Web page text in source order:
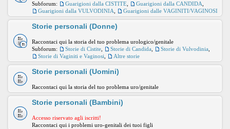
Subforum: Guarigioni dalla CISTITE Guarigioni dalla CANDIDA
Guarigioni dalla VULVODINIA
Guarigioni dalle VAGINITI/VAGINOSI
Storie personali (Donne)
Raccontaci qui la storia del tuo problema urologico/genitale
Subforum:
Storie di Cistite Storie di Candida Storie di Vulvodinia
Storie di Vaginiti e Vaginosi
Altre storie
Storie personali (Uomini)
Raccontaci qui la storia del tuo problema uro/genitale
Storie personali (Bambini)
Accesso riservato agli iscritti!
Raccontaci qui i problemi uro-genitali dei tuoi figli